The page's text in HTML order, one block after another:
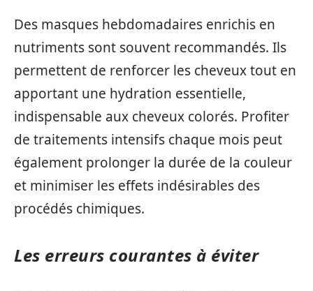
Des masques hebdomadaires enrichis en
nutriments sont souvent recommandés. Ils
permettent de renforcer les cheveux tout en
apportant une hydration essentielle,
indispensable aux cheveux colorés. Profiter
de traitements intensifs chaque mois peut
également prolonger la durée de la couleur
et minimiser les effets indésirables des
procédés chimiques.
Les erreurs courantes à éviter